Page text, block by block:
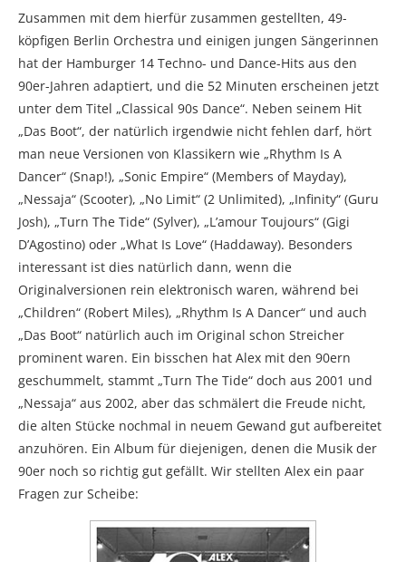
Zusammen mit dem hierfür zusammen gestellten, 49-
köpfigen Berlin Orchestra und einigen jungen Sängerinnen
hat der Hamburger 14 Techno- und Dance-Hits aus den
90er-Jahren adaptiert, und die 52 Minuten erscheinen jetzt
unter dem Titel „Classical 90s Dance“. Neben seinem Hit
„Das Boot“, der natürlich irgendwie nicht fehlen darf, hört
man neue Versionen von Klassikern wie „Rhythm Is A
Dancer“ (Snap!), „Sonic Empire“ (Members of Mayday),
„Nessaja“ (Scooter), „No Limit“ (2 Unlimited), „Infinity“ (Guru
Josh), „Turn The Tide“ (Sylver), „L’amour Toujours“ (Gigi
D’Agostino) oder „What Is Love“ (Haddaway). Besonders
interessant ist dies natürlich dann, wenn die
Originalversionen rein elektronisch waren, während bei
„Children“ (Robert Miles), „Rhythm Is A Dancer“ und auch
„Das Boot“ natürlich auch im Original schon Streicher
prominent waren. Ein bisschen hat Alex mit den 90ern
geschummelt, stammt „Turn The Tide“ doch aus 2001 und
„Nessaja“ aus 2002, aber das schmälert die Freude nicht,
die alten Stücke nochmal in neuem Gewand gut aufbereitet
anzuhören. Ein Album für diejenigen, denen die Musik der
90er noch so richtig gut gefällt. Wir stellten Alex ein paar
Fragen zur Scheibe: